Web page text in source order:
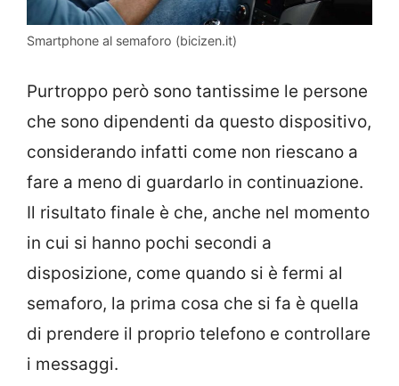
Smartphone al semaforo (bicizen.it)
Purtroppo però sono tantissime le persone
che sono dipendenti da questo dispositivo,
considerando infatti come non riescano a
fare a meno di guardarlo in continuazione.
Il risultato finale è che, anche nel momento
in cui si hanno pochi secondi a
disposizione, come quando si è fermi al
semaforo, la prima cosa che si fa è quella
di prendere il proprio telefono e controllare
i messaggi.